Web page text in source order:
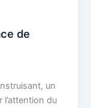
de
un
du